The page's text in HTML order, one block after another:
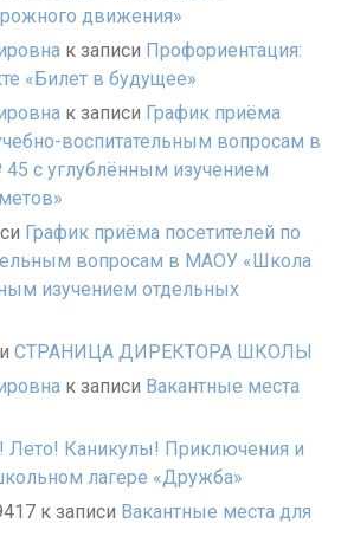
движения»
к записи Профориентация:
«Билет в будущее»
к записи График приёма
воспитательным вопросам в
с углублённым изучением
График приёма посетителей по
вопросам в МАОУ «Школа
изучением отдельных
СТРАНИЦА ДИРЕКТОРА ШКОЛЫ
к записи Вакантные места
Лето! Каникулы! Приключения и
лагере «Дружба»
к записи Вакантные места для